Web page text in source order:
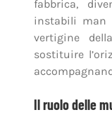
fabbrica,
instabili man
vertigine
sostituire
Il ruolo delle